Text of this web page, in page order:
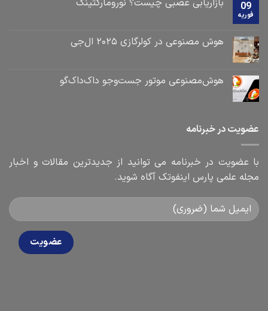
بازاریابی عصبی چیست؟ نورومارکتینگ
هوش مصنوعی در کولرگازی ۲۰۲۵ ال‌جی
هوش‌مصنوعی موتور جست‌و‌جو داک‌داک‌گو
در خبرنامه
عضویت در خبرنامه می توانید از جدیدترین مقالات و اخبار
علمی پارس اینفوتک آگاه شوید.